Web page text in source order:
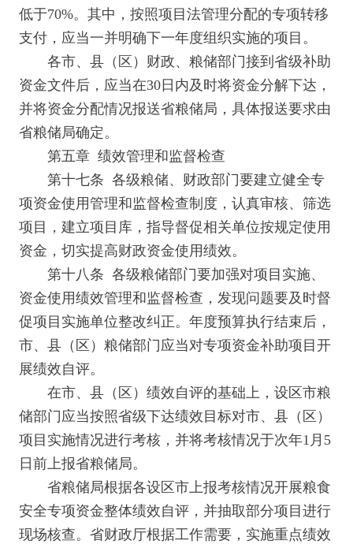
低于70%。其中，按照项目法管理分配的专项转移
支付，应当一并明确下一年度组织实施的项目。
各市、县（区）财政、粮储部门接到省级补助
资金文件后，应当在30日内及时将资金分解下达，
并将资金分配情况报送省粮储局，具体报送要求由
省粮储局确定。
第五章 绩效管理和监督检查
第十七条 各级粮储、财政部门要建立健全专
项资金使用管理和监督检查制度，认真审核、筛选
项目，建立项目库，指导督促相关单位按规定使用
资金，切实提高财政资金使用绩效。
第十八条 各级粮储部门要加强对项目实施、
资金使用绩效管理和监督检查，发现问题要及时督
促项目实施单位整改纠正。年度预算执行结束后，
市、县（区）粮储部门应当对专项资金补助项目开
展绩效自评。
在市、县（区）绩效自评的基础上，设区市粮
储部门应当按照省级下达绩效目标对市、县（区）
项目实施情况进行考核，并将考核情况于次年1月5
日前上报省粮储局。
省粮储局根据各设区市上报考核情况开展粮食
安全专项资金整体绩效自评，并抽取部分项目进行
现场核查。省财政厅根据工作需要，实施重点绩效